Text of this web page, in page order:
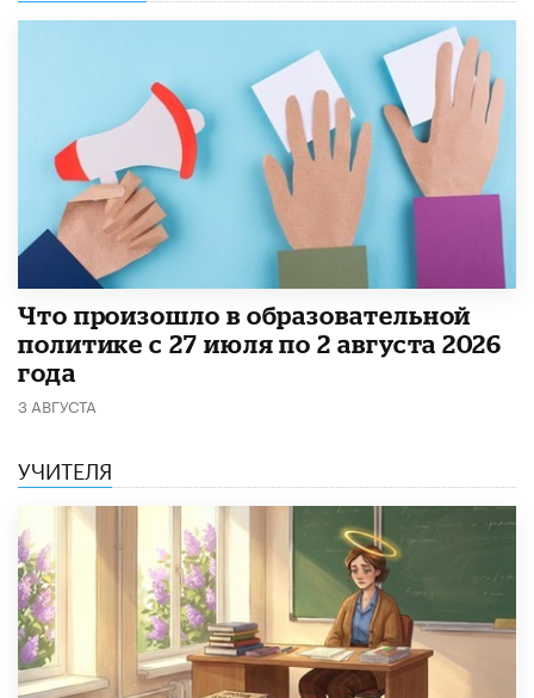
​Что произошло в образовательной
политике с 27 июля по 2 августа 2026
года
3 АВГУСТА
УЧИТЕЛЯ